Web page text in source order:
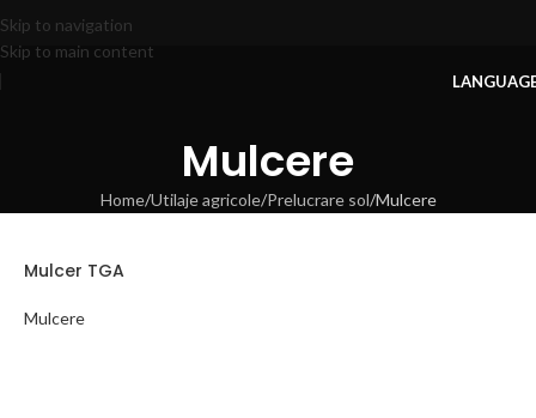
Skip to navigation
Skip to main content
Mulcere
Home Utilaje agricole Prelucrare sol Mulcere
Mulcer TGA
Mulcere